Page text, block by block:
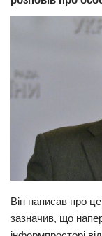
Прикарпаття
Політика
Цікаво
Технології
Історії
Рецепти
Він написав про
зазначив, що